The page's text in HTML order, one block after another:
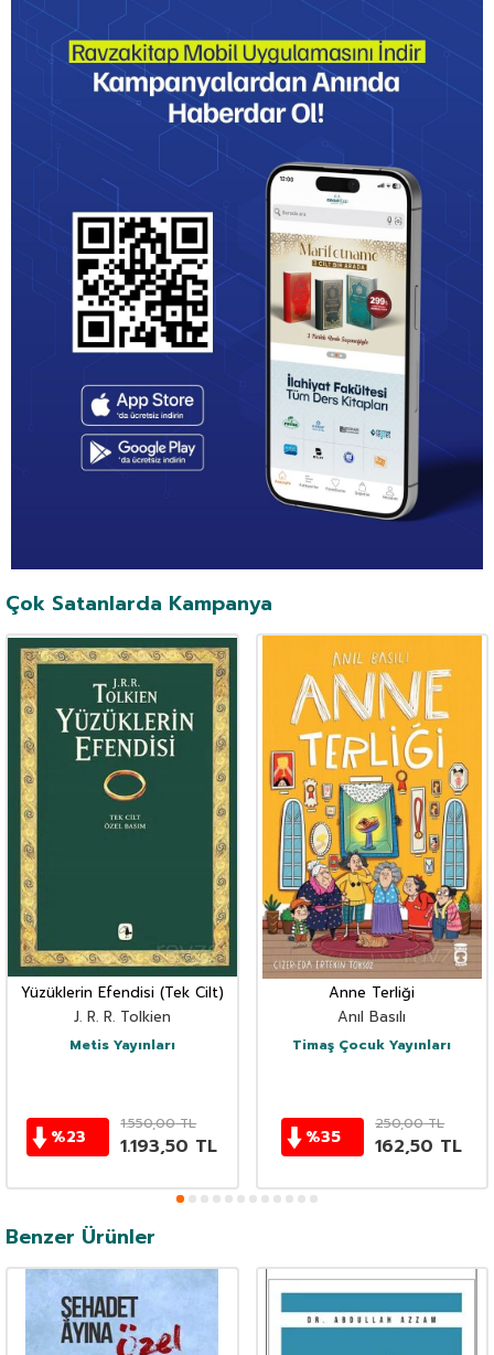
Çok Satanlarda Kampanya
Yüzüklerin Efendisi (Tek Cilt)
J. R. R. Tolkien
Metis Yayınları
%23
1.550,00TL
1.193,50 TL
Anne Terliği
Anıl Basılı
Timaş Çocuk Yayınları
%35
250,00TL
162,50 TL
Benzer Ürünler